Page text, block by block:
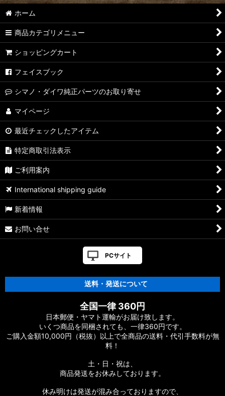
ZPI（ダイワ・アブ用）
スタジオコンポジット
ドライブ
カハラジャパン
NSクラフト
ダイワ・メガバス純正
アブ純正
シマノ/夢屋
ホーム
商品カテゴリメニュー
ショッピングカート
フェイスブック
シマノ・ダイワ純正パーツのお取り寄せ
マイページ
最近チェックしたアイテム
特定商取引法表示
ご利用案内
International shipping guide
新着情報
お問い合せ
PCサイト
送料・発送について
全国一律 360円
日本郵便・ヤマト運輸がお届け致します。
いくつ商品を同梱されても、一律360円です。
ご購入金額10,000円（税抜）以上で全商品の送料・代引手数料が無
料！
土・日・祝は、
商品発送をお休みしております。
休み明けは発送が混み合っておりますので、